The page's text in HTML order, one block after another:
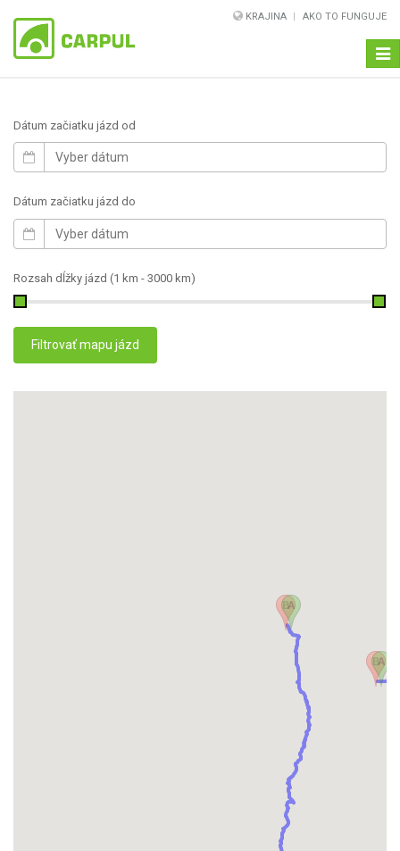
KRAJINA AKO TO FUNGUJE
Dátum začiatku jázd od
Dátum začiatku jázd do
Rozsah dĺžky jázd (1 km - 3000 km)
Filtrovať mapu jázd